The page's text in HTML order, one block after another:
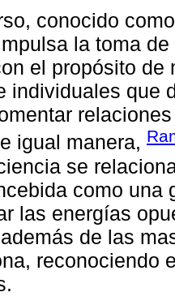
conocido
la toma
el propósito
individuales que
igual manera,
se
como una
las energías
de las
reconociendo